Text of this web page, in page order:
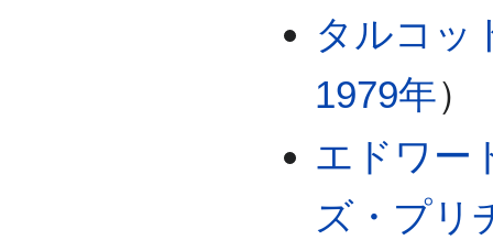
タルコッ
1979年）
エドワー
ズ・プリ